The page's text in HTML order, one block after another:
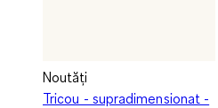
Noutăți
Tricou - supradimensionat -